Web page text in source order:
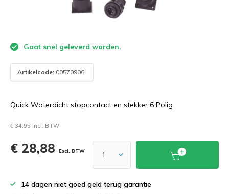
Gaat snel geleverd worden.
Artikelcode: 00570906
Quick Waterdicht stopcontact en stekker 6 Polig
€ 34,95 incl. BTW
€ 28,88 Excl. BTW
14 dagen niet goed geld terug garantie